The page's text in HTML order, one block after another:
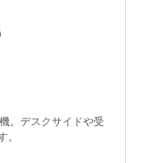
。デスクサイドや受